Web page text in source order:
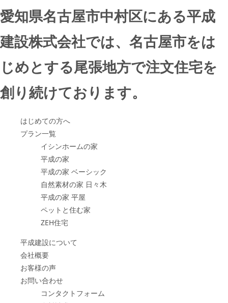
愛知県名古屋市中村区にある平成
建設株式会社では、名古屋市をは
じめとする尾張地方で注文住宅を
創り続けております。
はじめての方へ
プラン一覧
イシンホームの家
平成の家
平成の家 ベーシック
自然素材の家 日々木
平成の家 平屋
ペットと住む家
ZEH住宅
平成建設について
会社概要
お客様の声
お問い合わせ
コンタクトフォーム